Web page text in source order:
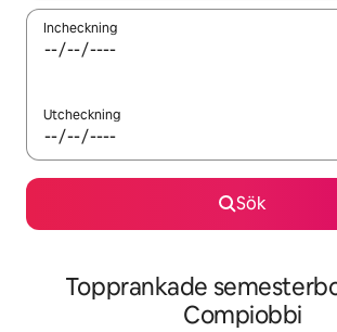
Incheckning
Utcheckning
Sök
Topprankade
Compiobbi